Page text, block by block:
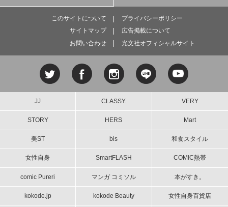
このサイトについて
プライバシーポリシー
サイトマップ
広告掲載について
お問い合わせ
光文社オフィシャルサイト
JJ CLASSY. VERY
STORY HERS Mart
美ST bis 和食スタイル
女性自身 SmartFLASH COMIC熱帯
comic Pureri マンガ コミソル 本がすき。
kokode.jp kokode Beauty 女性自身百貨店